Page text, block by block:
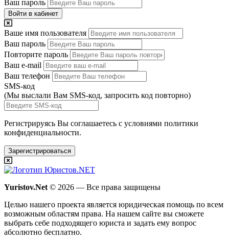
Ваш пароль
Войти в кабинет
Ваше имя пользователя
Ваш пароль
Повторите пароль
Ваш e-mail
Ваш телефон
SMS-код
(Мы выслали Вам SMS-код, запросить код повторно)
Регистрируясь Вы соглашаетесь с условиями политики
конфиденциальности.
Зарегистрироваться
Yuristov.Net © 2026 — Все права защищены
Целью нашего проекта является юридическая помощь по всем
возможным областям права. На нашем сайте вы сможете
выбрать себе подходящего юриста и задать ему вопрос
абсолютно бесплатно.